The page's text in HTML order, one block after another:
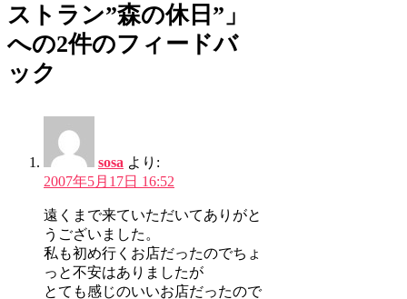
ストラン”森の休日”」
への2件のフィードバ
ック
sosa より:
2007年5月17日 16:52
遠くまで来ていただいてありがと
うございました。
私も初め行くお店だったのでちょ
っと不安はありましたが
とても感じのいいお店だったので